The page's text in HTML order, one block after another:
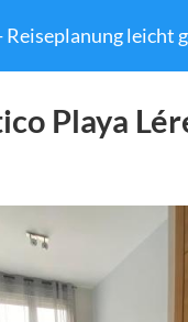
Reiseplanung leicht
Playa